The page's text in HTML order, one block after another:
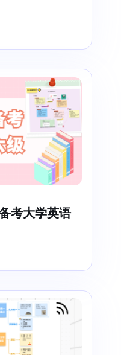
考大学英语